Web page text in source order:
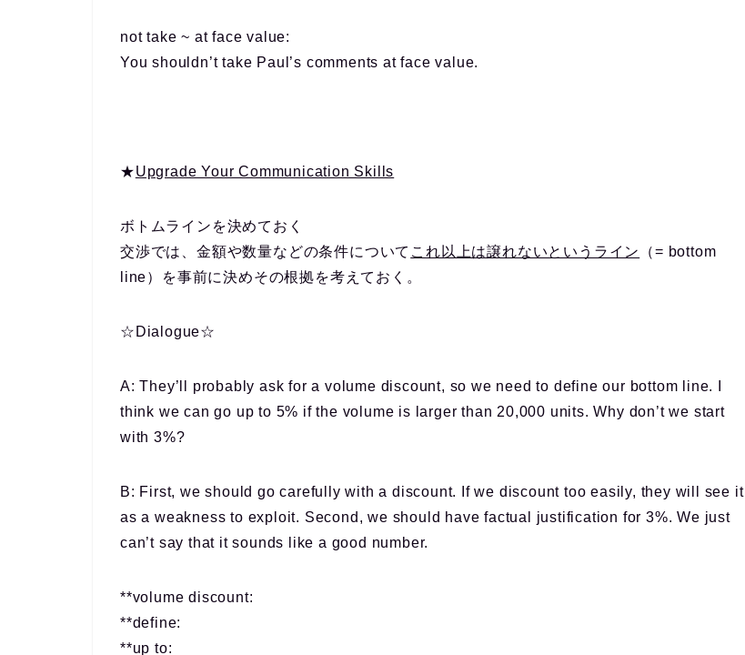
not take ~ at face value:
You should n’t take Paul’s commentsat face value.
★Upgrade Your Communication Skills
ボトムラインを決めておく
交渉では、金額や数量などの条件について これ以上は譲れないというライン
（= bottom
line）を事前に決めその根拠を考えておく。
☆Dialogue☆
A: They’ll probably ask for a volume discount, so we need to define our bottom line. I
think we can go up to 5% if the volume is larger than 20,000 units. Why don’t we start
with 3%?
B: First, we should go carefully with a discount. If we discount too easily, they will see it
as a weakness to exploit. Second, we should have factual justification for 3%. We just
can’t say that it sounds like a good number.
**volume discount:
**define:
**up to: